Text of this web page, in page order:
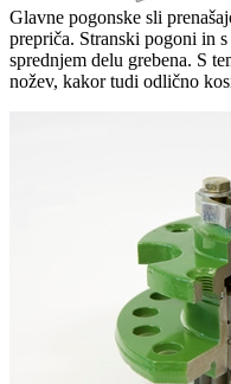
Glavne pogonske sli
prepriča. Stranski pogoni in
sprednjem delu grebena. S
nožev, kakor tudi odlično